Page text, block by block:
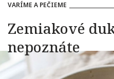
VARÍME A PEČIEME